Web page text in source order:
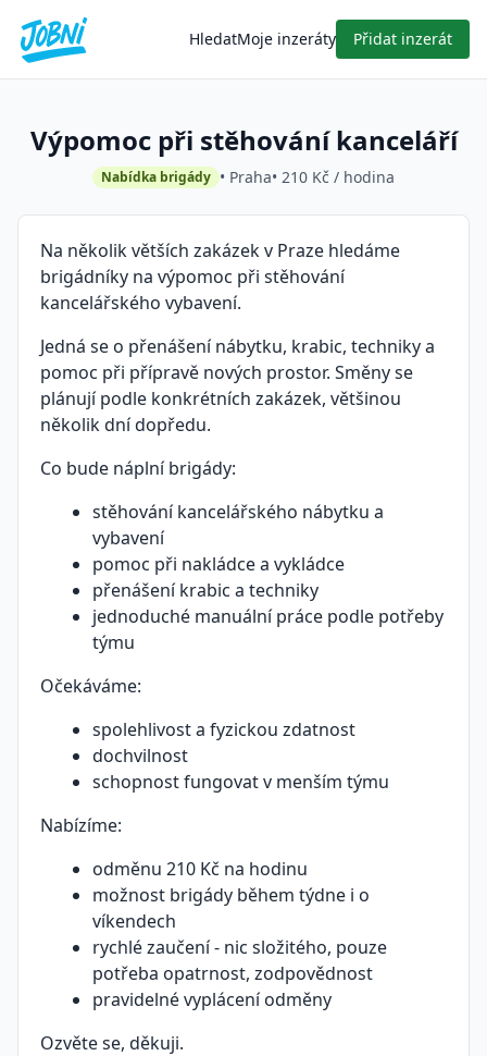
HledatMoje inzeráty Přidat inzerát
Výpomoc při stěhování kanceláří
Nabídka brigády • Praha• 210 Kč / hodina
Na několik větších zakázek v Praze hledáme
brigádníky na výpomoc při stěhování
kancelářského vybavení.
Jedná se o přenášení nábytku, krabic, techniky a
pomoc při přípravě nových prostor. Směny se
plánují podle konkrétních zakázek, většinou
několik dní dopředu.
Co bude náplní brigády:
stěhování kancelářského nábytku a
vybavení
pomoc při nakládce a vykládce
přenášení krabic a techniky
jednoduché manuální práce podle potřeby
týmu
Očekáváme:
spolehlivost a fyzickou zdatnost
dochvilnost
schopnost fungovat v menším týmu
Nabízíme:
odměnu 210 Kč na hodinu
možnost brigády během týdne i o
víkendech
rychlé zaučení - nic složitého, pouze
potřeba opatrnost, zodpovědnost
pravidelné vyplácení odměny
Ozvěte se, děkuji.